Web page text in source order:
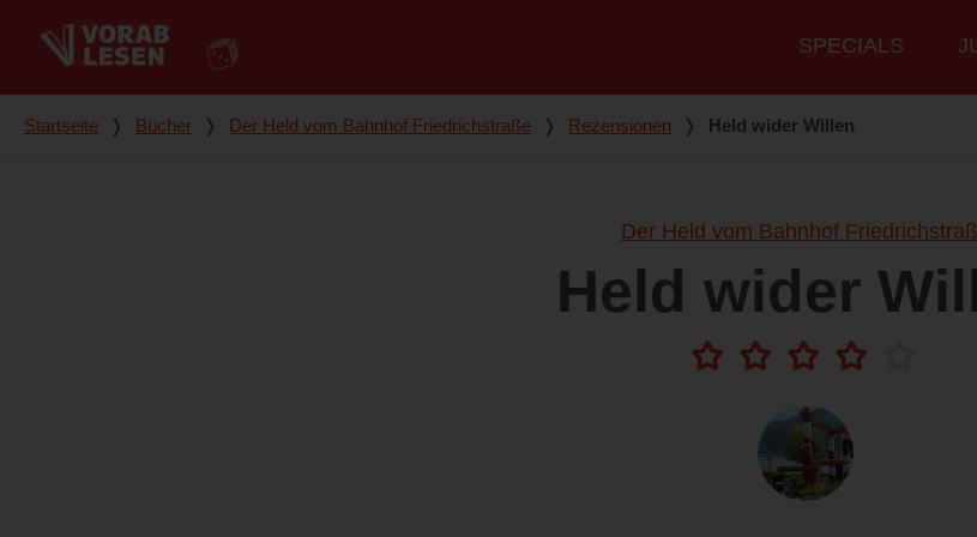
Hauptmenü
SPECIALS
Du bist hier
Startseite ❭ Bücher ❭ Der Held vom Bahnhof Friedrichstraße ❭ Rezensionen ❭ Held wider Willen
Der Held vom Bahnhof
Held wider